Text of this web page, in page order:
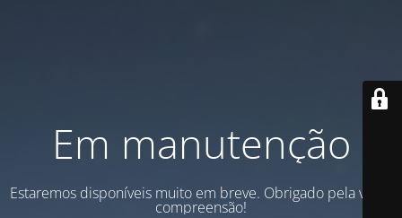
Em manutenção
Estaremos disponíveis muito em breve. Obrigado pela vossa
compreensão!